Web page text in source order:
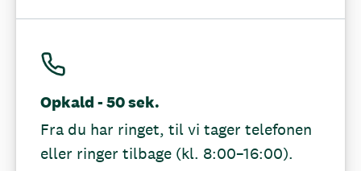
Opkald - 50 sek.
Fra du har ringet, til vi tager telefonen
eller ringer tilbage (kl. 8:00–16:00).